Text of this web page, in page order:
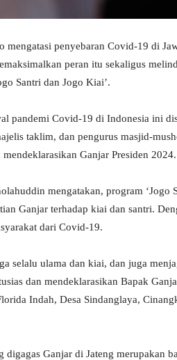
mengatasi penyebaran Covid-19 di
peran itu sekaligus
Santri dan Jogo Kiai’.
pandemi Covid-19 di Indonesia ini
taklim, dan pengurus masjid-
Ganjar Presiden 2024.
mengatakan, program ‘Jogo
Ganjar terhadap kiai dan santri.
dari Covid-19.
selalu ulama dan kiai, dan juga
dan mendeklarasikan Bapak
Indah, Desa Sindanglaya,
digagas Ganjar di Jateng merupakan